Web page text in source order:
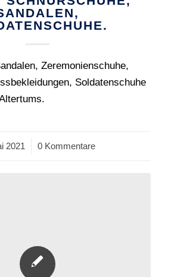
Zeremonienschuhe,
Soldatenschuhe
2021 0 Kommentare